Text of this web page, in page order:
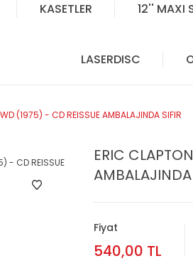
KASETLER 12'' MAXI
LASERDISC
(1975) - CD REISSUE AMBALAJINDA SIFIR
ERIC
AMBALAJINDA
Fiyat
540,00 TL